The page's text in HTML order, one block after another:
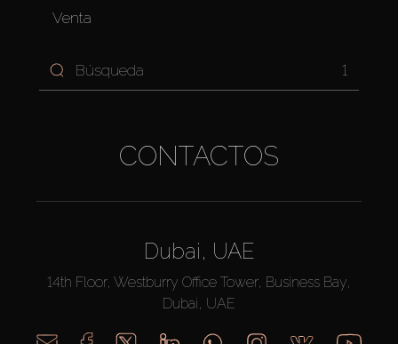
Venta
1
CONTACTOS
Dubai, UAE
14th Floor, Westburry Office Tower, Business Bay,
Dubai, UAE